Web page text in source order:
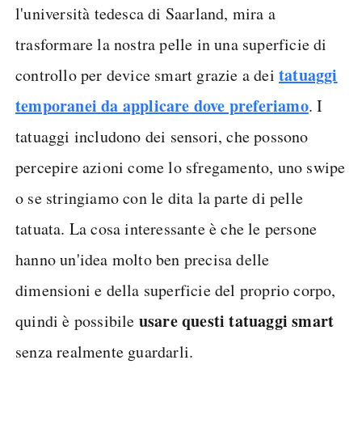
l'università tedesca di Saarland, mira a
trasformare la nostra pelle in una superficie di
controllo per device smart grazie a deitatuaggi
temporanei da applicare dove preferiamo. I
tatuaggi includono dei sensori, che possono
percepire azioni come lo sfregamento, uno swipe
o se stringiamo con le dita la parte di pelle
tatuata. La cosa interessante è che le persone
hanno un'idea molto ben precisa delle
dimensioni e della superficie del proprio corpo,
quindi è possibile usare questi tatuaggi smart
senza realmente guardarli.